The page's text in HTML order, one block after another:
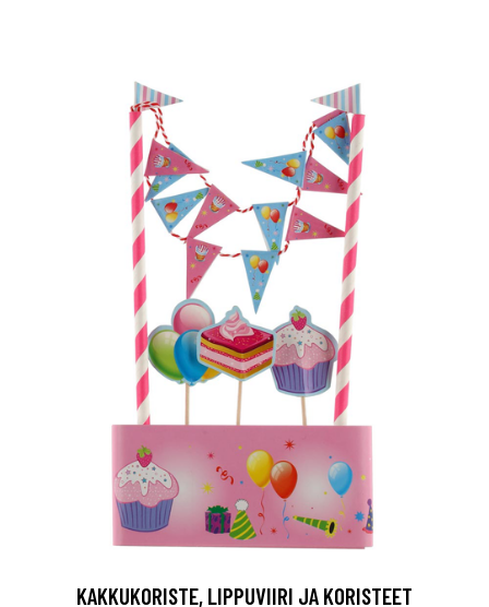
KAKKUKORISTE, LIPPUVIIRI JA KORISTEET